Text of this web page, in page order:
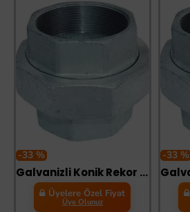
-33 %
Galvanizli Konik Rekor 1 1/2
Üyelere Özel Fiyat
Üye Olunuz
-33 %